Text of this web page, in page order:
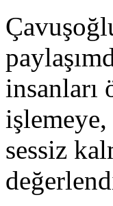
insanları
sessiz